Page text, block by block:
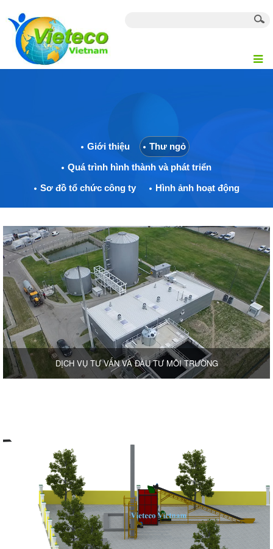
Giới thiệu
Thư ngỏ
Quá trình hình thành và phát triển
Sơ đồ tổ chức công ty
Hình ảnh hoạt động
DỊCH VỤ TƯ VẤN VÀ ĐẦU TƯ MÔI TRƯỜNG